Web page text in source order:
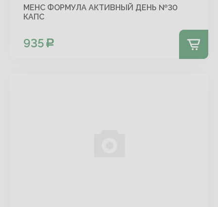
МЕНС ФОРМУЛА АКТИВНЫЙ ДЕНЬ №30
КАПС
935